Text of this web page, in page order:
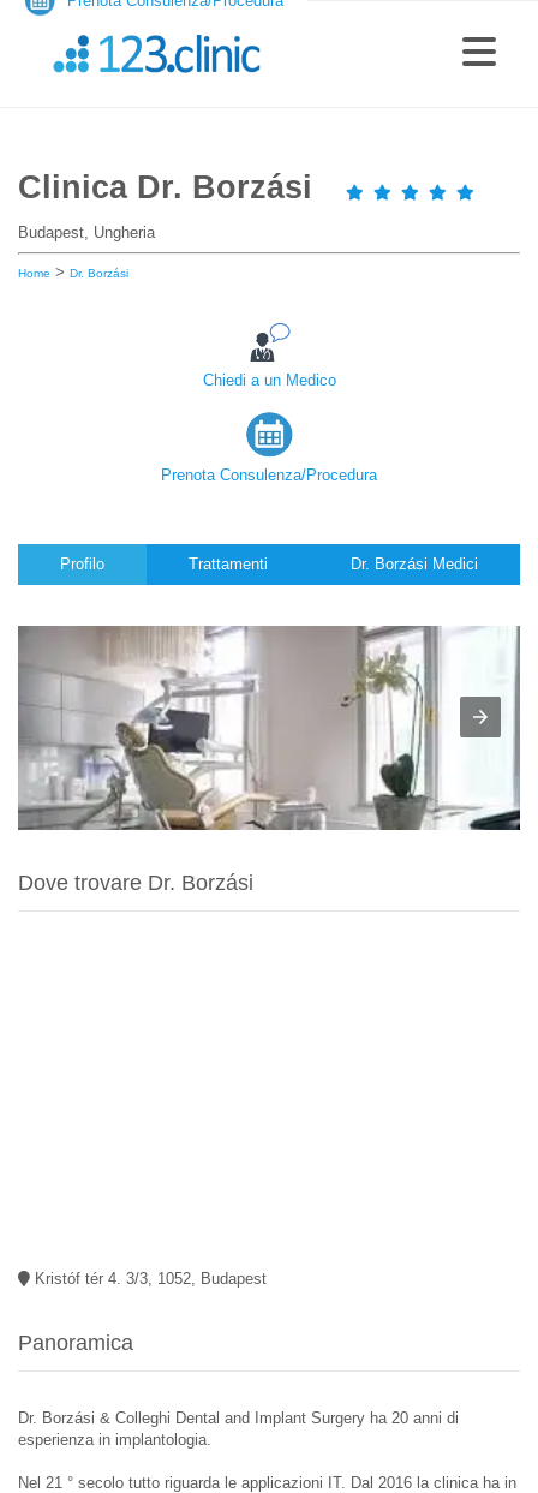
Clinica Dr. Borzási
Budapest, Ungheria
Home > Dr. Borzási
Chiedi a un Medico
Prenota Consulenza/Procedura
Profilo
Dove trovare Dr. Borzási
Kristóf tér 4. 3/3, 1052, Budapest
Panoramica
Dr. Borzási & Colleghi Dental and Implant Surgery ha 20 anni di
esperienza in implantologia.
Nel 21 ° secolo tutto riguarda le applicazioni IT. Dal 2016 la clinica ha in
Trattamenti Dr. Borzási Medici